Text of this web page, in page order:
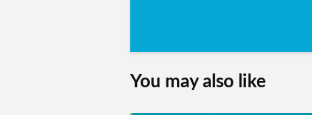
You may also like